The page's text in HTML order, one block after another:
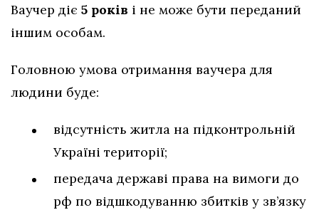
Ваучер діє 5 років і не може бути переданий
іншим особам.
Головною умова отримання ваучера для
людини буде:
відсутність житла на підконтрольній
Україні території;
передача державі права на вимоги до
рф по відшкодуванню збитків у зв’язку